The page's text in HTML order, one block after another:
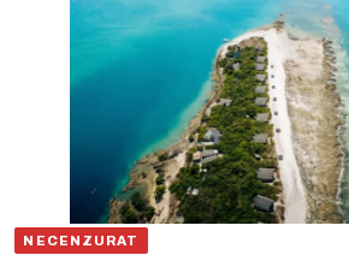
NECENZURAT